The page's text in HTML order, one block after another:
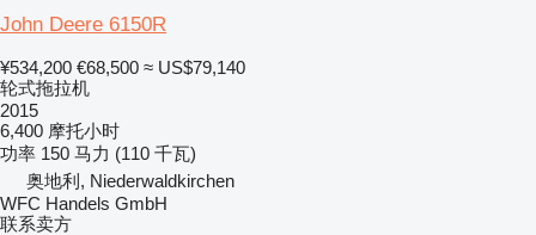
John Deere 6150R
¥534,200 €68,500 ≈ US$79,140
轮式拖拉机
2015
6,400 摩托小时
功率 150 马力 (110 千瓦)
奥地利, Niederwaldkirchen
WFC Handels GmbH
联系卖方